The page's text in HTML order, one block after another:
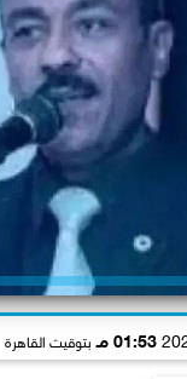
01:53 مـ بتوقيت القاهرة